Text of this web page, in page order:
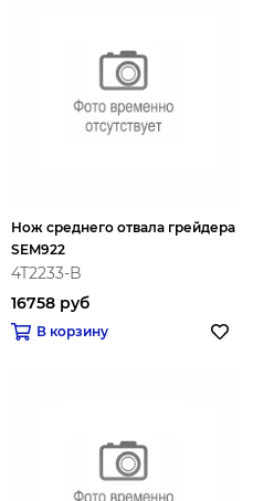
Нож среднего отвала грейдера
SEM922
4T2233-B
16758 руб
В корзину